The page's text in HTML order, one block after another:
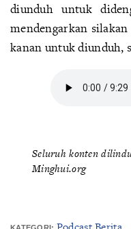
diunduh untuk
mendengarkan
kanan untuk diunduh,
Seluruh konten
Minghui.org